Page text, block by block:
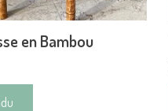
en Bambou